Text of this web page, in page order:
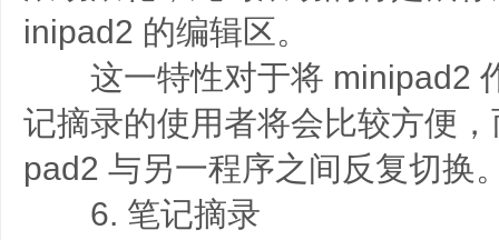
inipad2 的编辑区。
这一特性对于将 minipad2
记摘录的使用者将会比较方便
pad2 与另一程序之间反复切换
6. 笔记摘录